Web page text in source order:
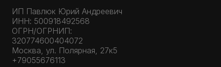
ИП Павлюк Юрий Андреевич
ИНН: 500918492568
ОГРН/ОГРНИП:
320774600404072
Москва, ул. Полярная, 27к5
+79055676113